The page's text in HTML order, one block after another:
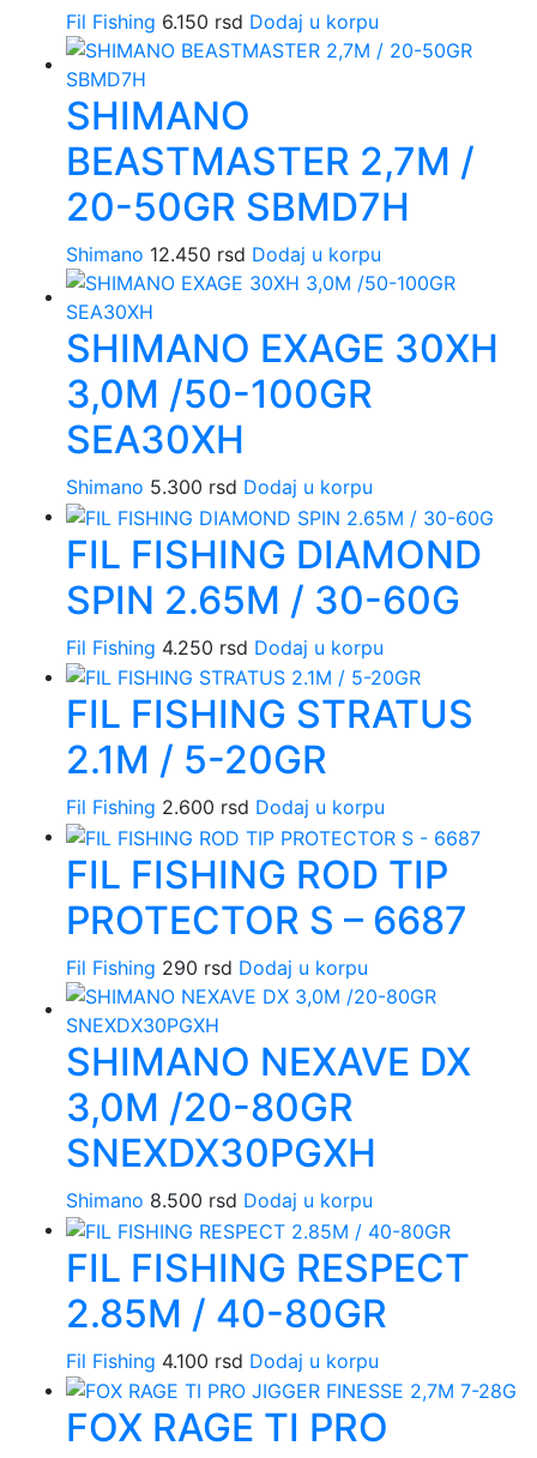
Fil Fishing 6.150 rsd Dodaj u korpu
SHIMANO
BEASTMASTER 2,7M /
20-50GR SBMD7H
Shimano 12.450 rsd Dodaj u korpu
SHIMANO EXAGE 30XH
3,0M /50-100GR
SEA30XH
Shimano 5.300 rsd Dodaj u korpu
FIL FISHING DIAMOND
SPIN 2.65M / 30-60G
Fil Fishing 4.250 rsd Dodaj u korpu
FIL FISHING STRATUS
2.1M / 5-20GR
Fil Fishing 2.600 rsd Dodaj u korpu
FIL FISHING ROD TIP
PROTECTOR S – 6687
Fil Fishing 290 rsd Dodaj u korpu
SHIMANO NEXAVE DX
3,0M /20-80GR
SNEXDX30PGXH
Shimano 8.500 rsd Dodaj u korpu
FIL FISHING RESPECT
2.85M / 40-80GR
Fil Fishing 4.100 rsd Dodaj u korpu
FOX RAGE TI PRO